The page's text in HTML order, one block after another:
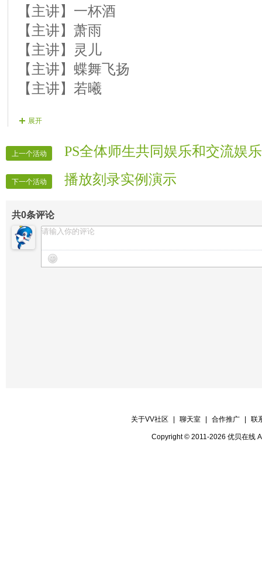
【主讲】一杯酒
【主讲】萧雨
【主讲】灵儿
【主讲】蝶舞飞扬
【主讲】若曦
展开
上一个活动 PS全体师生共同娱乐和交流娱乐
下一个活动 播放刻录实例演示
共0条评论
关于VV社区 聊天室 合作推广 联
Copyright © 2011-2026 优贝在线